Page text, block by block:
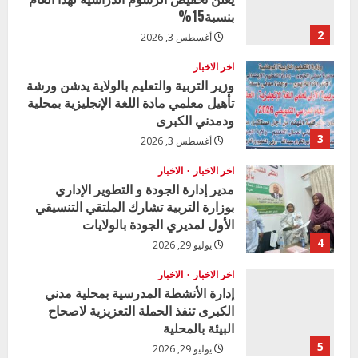
2
بنسبة15%
أغسطس 3, 2026
3
اخر الاخبار
وزير التربية والتعليم بالولاية يدشن ورشة
تأهيل معلمي مادة اللغة الإنجليزية بمحلية
ودمدني الكبرى
أغسطس 3, 2026
4
اخر الاخبار الاخبار
مدير إدارة الجودة و التطوير الإداري
بوزارة التربية تشارك الملتقي التنسيقي
الأول لمديري الجودة بالولايات
يوليو 29, 2026
5
اخر الاخبار الاخبار
إدارة الأنشطة المدرسية بمحلية مدني
الكبرى تنفذ الحملة التعزيزية لاصحاح
البيئة بالمحلية
يوليو 29, 2026